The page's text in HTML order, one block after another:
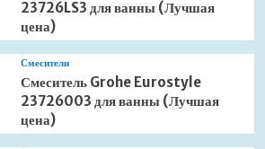
23726LS3 для ванны (Лучшая
цена)
Смесители
Смеситель Grohe Eurostyle
23726003 для ванны (Лучшая
цена)